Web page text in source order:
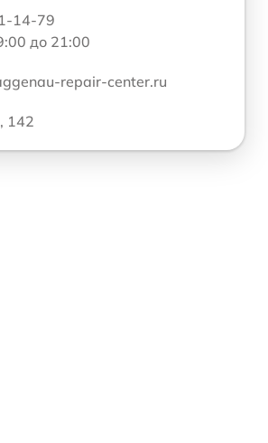
14-79
до 21:00
repair-center.ru
142